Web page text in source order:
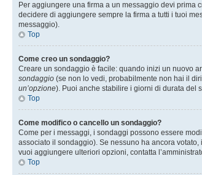
Per aggiungere una firma a un messaggio devi prima
decidere di aggiungere sempre la firma a tutti i tuoi
messaggio).
Top
Come creo un sondaggio?
Creare un sondaggio è facile: quando inizi un nuovo
sondaggio (se non lo vedi, probabilmente non hai il
un’opzione). Puoi anche stabilire i giorni di durata del
Top
Come modifico o cancello un sondaggio?
Come per i messaggi, i sondaggi possono essere
associato il sondaggio). Se nessuno ha ancora
vuoi aggiungere ulteriori opzioni, contatta
Top